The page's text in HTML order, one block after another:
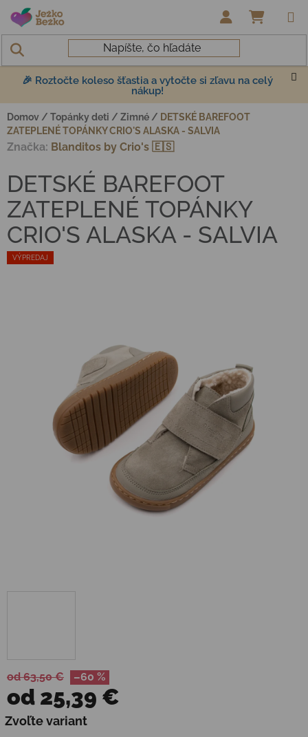
Prejsť na obsah
🎉 Roztočte koleso šťastia a vytočte si zľavu na celý
nákup!
Domov / Topánky deti / Zimné / DETSKÉ BAREFOOT
ZATEPLENÉ TOPÁNKY CRIO'S ALASKA - SALVIA
od 63,50 € –60 %
od 25,39 €
Jednotková cena:
Zvoľte variant
VÝPREDAJ
DETSKÉ BAREFOOT
ZATEPLENÉ TOPÁNKY
CRIO'S ALASKA - SALVIA
Značka: Blanditos by Crio's 🇪🇸